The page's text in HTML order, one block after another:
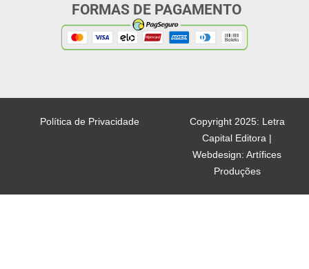
FORMAS DE PAGAMENTO
Copyright 2025: Letra
Capital Editora |
Webdesign: Artífices
Produções
Política de Privacidade